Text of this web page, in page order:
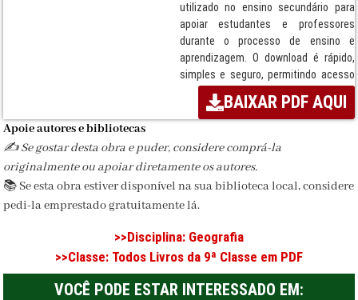
utilizado no ensino secundário para
apoiar estudantes e professores
durante o processo de ensino e
aprendizagem. O download é rápido,
simples e seguro, permitindo acesso
imediato ao PDF. Instituição
responsável: Texto Editores.
ensino secundário, Moçambique, MEC,
Sistema Nacional de Ensino, Texto
Editores, Download seguro, PDF
escolar.
Disciplina:Geografia
Classe / Ciclo:9ª Classe
Editora:Texto Editores
BAIXAR PDF AQUI
Apoie autores e bibliotecas
✍️ Se gostar desta obra e puder, considere comprá-la
originalmente ou apoiar diretamente os autores.
📚 Se esta obra estiver disponível na sua biblioteca local, considere
pedi-la emprestado gratuitamente lá.
>>Disciplina: Geografia
>>Classe: Todos Livros da 9ª Classe em PDF
VOCÊ PODE ESTAR INTERESSADO EM: